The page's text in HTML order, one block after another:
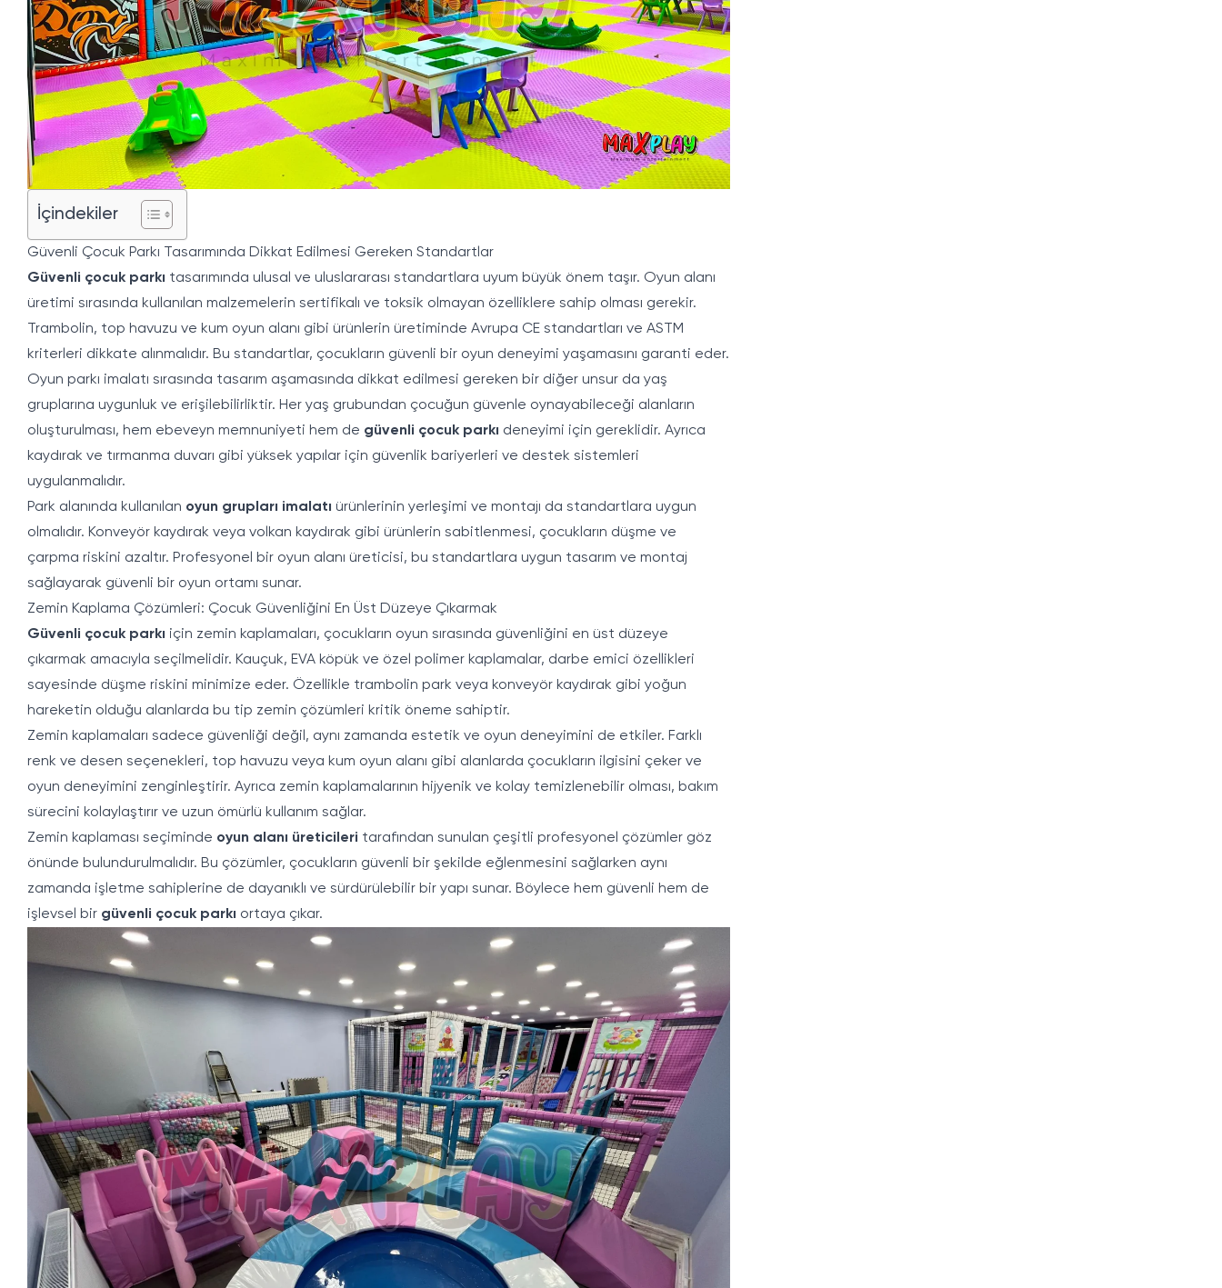
İçindekiler
Güvenli Çocuk Parkı Tasarımında Dikkat Edilmesi Gereken Standartlar
Güvenli çocuk parkı tasarımında ulusal ve uluslararası standartlara uyum büyük önem taşır. Oyun alanı
üretimi sırasında kullanılan malzemelerin sertifikalı ve toksik olmayan özelliklere sahip olması gerekir.
Trambolin, top havuzu ve kum oyun alanı gibi ürünlerin üretiminde Avrupa CE standartları ve ASTM
kriterleri dikkate alınmalıdır. Bu standartlar, çocukların güvenli bir oyun deneyimi yaşamasını garanti eder.
Oyun parkı imalatı sırasında tasarım aşamasında dikkat edilmesi gereken bir diğer unsur da yaş
gruplarına uygunluk ve erişilebilirliktir. Her yaş grubundan çocuğun güvenle oynayabileceği alanların
oluşturulması, hem ebeveyn memnuniyeti hem de güvenli çocuk parkı deneyimi için gereklidir. Ayrıca
kaydırak ve tırmanma duvarı gibi yüksek yapılar için güvenlik bariyerleri ve destek sistemleri
uygulanmalıdır.
Park alanında kullanılan oyun grupları imalatı ürünlerinin yerleşimi ve montajı da standartlara uygun
olmalıdır. Konveyör kaydırak veya volkan kaydırak gibi ürünlerin sabitlenmesi, çocukların düşme ve
çarpma riskini azaltır. Profesyonel bir oyun alanı üreticisi, bu standartlara uygun tasarım ve montaj
sağlayarak güvenli bir oyun ortamı sunar.
Zemin Kaplama Çözümleri: Çocuk Güvenliğini En Üst Düzeye Çıkarmak
Güvenli çocuk parkı için zemin kaplamaları, çocukların oyun sırasında güvenliğini en üst düzeye
çıkarmak amacıyla seçilmelidir. Kauçuk, EVA köpük ve özel polimer kaplamalar, darbe emici özellikleri
sayesinde düşme riskini minimize eder. Özellikle trambolin park veya konveyör kaydırak gibi yoğun
hareketin olduğu alanlarda bu tip zemin çözümleri kritik öneme sahiptir.
Zemin kaplamaları sadece güvenliği değil, aynı zamanda estetik ve oyun deneyimini de etkiler. Farklı
renk ve desen seçenekleri, top havuzu veya kum oyun alanı gibi alanlarda çocukların ilgisini çeker ve
oyun deneyimini zenginleştirir. Ayrıca zemin kaplamalarının hijyenik ve kolay temizlenebilir olması, bakım
sürecini kolaylaştırır ve uzun ömürlü kullanım sağlar.
Zemin kaplaması seçiminde oyun alanı üreticileri tarafından sunulan çeşitli profesyonel çözümler göz
önünde bulundurulmalıdır. Bu çözümler, çocukların güvenli bir şekilde eğlenmesini sağlarken aynı
zamanda işletme sahiplerine de dayanıklı ve sürdürülebilir bir yapı sunar. Böylece hem güvenli hem de
işlevsel bir güvenli çocuk parkı ortaya çıkar.